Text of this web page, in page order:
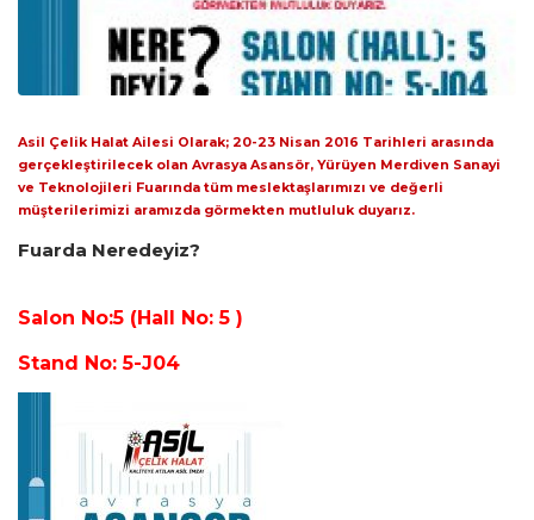
Asil Çelik Halat Ailesi Olarak; 20-23 Nisan 2016 Tarihleri arasında
gerçekleştirilecek olan Avrasya Asansör, Yürüyen Merdiven Sanayi
ve Teknolojileri Fuarında tüm meslektaşlarımızı ve değerli
müşterilerimizi aramızda görmekten mutluluk duyarız.
Fuarda Neredeyiz?
Salon No:5 (Hall No: 5 )
Stand No: 5-J04